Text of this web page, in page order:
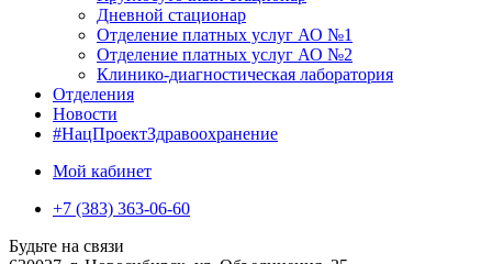
Дневной стационар
Отделение платных услуг АО №1
Отделение платных услуг АО №2
Клинико-диагностическая лаборатория
Отделения
Новости
#НацПроектЗдравоохранение
Мой кабинет
+7 (383) 363-06-60
Будьте на связи